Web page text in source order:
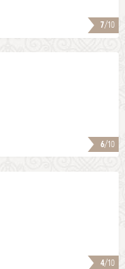
7/10
6/10
4/10